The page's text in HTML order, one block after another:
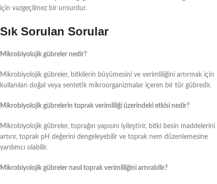
için vazgeçilmez bir unsurdur.
Sık Sorulan Sorular
Mikrobiyolojik gübreler nedir?
Mikrobiyolojik gübreler, bitkilerin büyümesini ve verimliliğini artırmak için
kullanılan doğal veya sentetik mikroorganizmalar içeren bir tür gübredir.
Mikrobiyolojik gübrelerin toprak verimliliği üzerindeki etkisi nedir?
Mikrobiyolojik gübreler, toprağın yapısını iyileştirir, bitki besin maddelerini
artırır, toprak pH değerini dengeleyebilir ve toprak nem düzenlemesine
yardımcı olabilir.
Mikrobiyolojik gübreler nasıl toprak verimliliğini artırabilir?